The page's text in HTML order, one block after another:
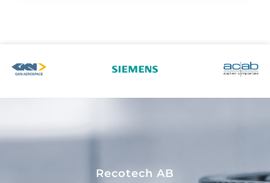
Recotech AB